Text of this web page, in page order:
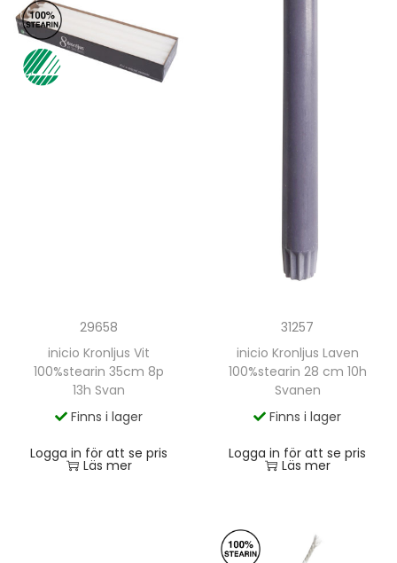
29658
inicio Kronljus Vit
100%stearin 35cm 8p
13h Svan
Finns i lager
Logga in för att se pris
Läs mer
31257
inicio Kronljus Laven
100%stearin 28 cm 10h
Svanen
Finns i lager
Logga in för att se pris
Läs mer